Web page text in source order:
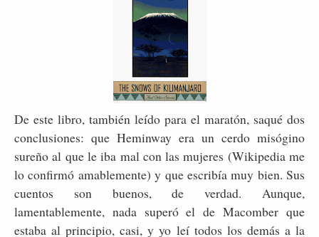
De este libro, también leído para el maratón, saqué dos
conclusiones: que Heminway era un cerdo misógino
sureño al que le iba mal con las mujeres (Wikipedia me
lo confirmó amablemente) y que escribía muy bien. Sus
cuentos son buenos, de verdad. Aunque,
lamentablemente, nada superó el de Macomber que
estaba al principio, casi, y yo leí todos los demás a la